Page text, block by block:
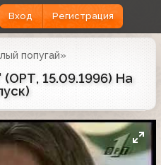
Вход Регистрация
попугай»
(ОРТ, 15.09.1996) На